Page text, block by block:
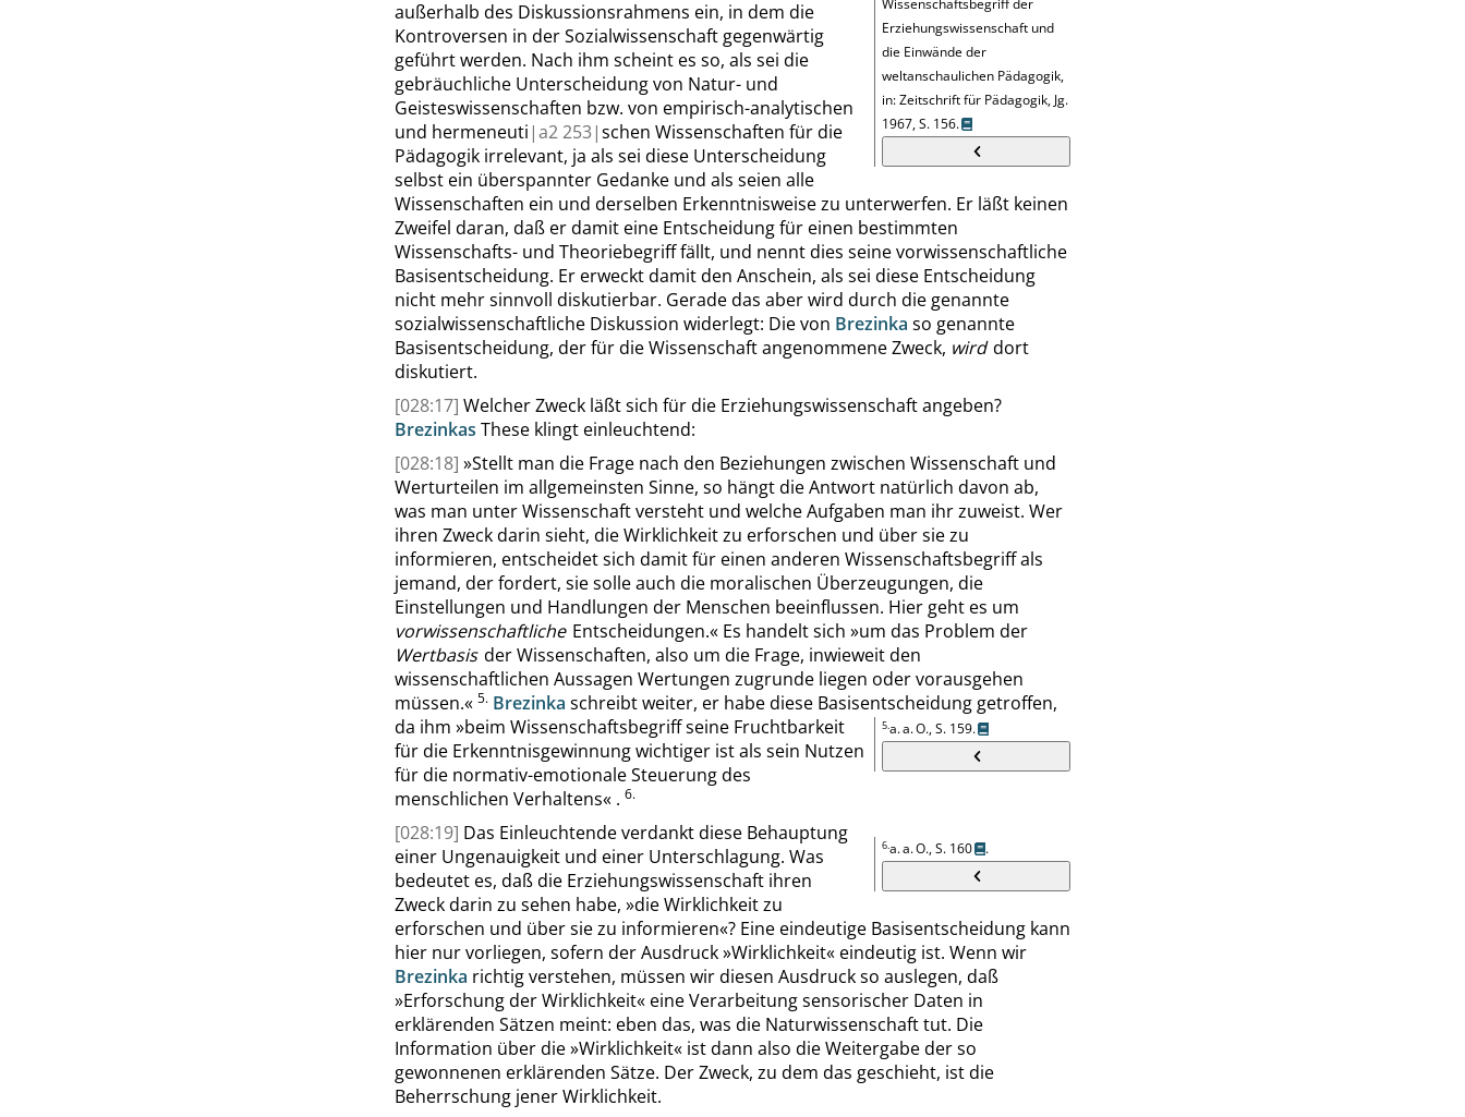
Wissenschaftsbegriff der
Erziehungswissenschaft und
die Einwände der
weltanschaulichen Pädagogik,
in: Zeitschrift für Pädagogik, Jg.
1967,S. 156.
außerhalb des Diskussionsrahmens ein, in dem die
Kontroversen in der Sozialwissenschaft gegenwärtig
geführt werden. Nach ihm scheint es so, als sei die
gebräuchliche Unterscheidung von Natur- und
Geisteswissenschaften bzw. von empirisch-analytischen
und hermeneuti |a2253|schen Wissenschaften für die
Pädagogik irrelevant, ja als sei diese Unterscheidung
selbst ein überspannter Gedanke und als seien alle
Wissenschaften ein und derselben Erkenntnisweise zu unterwerfen. Er läßt keinen
Zweifel daran, daß er damit eine Entscheidung für einen bestimmten
Wissenschafts- und Theoriebegriff fällt, und nennt dies seine vorwissenschaftliche
Basisentscheidung. Er erweckt damit den Anschein, als sei diese Entscheidung
nicht mehr sinnvoll diskutierbar. Gerade das aber wird durch die genannte
sozialwissenschaftliche Diskussion widerlegt: Die von Brezinka so genannte
Basisentscheidung, der für die Wissenschaft angenommene Zweck, wirddort
diskutiert.
[028:17] Welcher Zweck läßt sich für die Erziehungswissenschaft angeben?
Brezinkas These klingt einleuchtend:
[028:18] »Stellt man die Frage nach den Beziehungen zwischen Wissenschaft und
Werturteilen im allgemeinsten Sinne, so hängt die Antwort natürlich davon ab,
was man unter Wissenschaft versteht und welche Aufgaben man ihr zuweist. Wer
ihren Zweck darin sieht, die Wirklichkeit zu erforschen und über sie zu
informieren, entscheidet sich damit für einen anderen Wissenschaftsbegriff als
jemand, der fordert, sie solle auch die moralischen Überzeugungen, die
Einstellungen und Handlungen der Menschen beeinflussen. Hier geht es um
vorwissenschaftliche Entscheidungen.« Es handelt sich »um das Problem der
Wertbasis der Wissenschaften, also um die Frage, inwieweit den
wissenschaftlichen Aussagen Wertungen zugrunde liegen oder vorausgehen
müssen.« 5.
5.a. a. O.,S. 159.
Brezinka schreibt weiter, er habe diese Basisentscheidung getroffen,
da ihm »beim Wissenschaftsbegriff seine Fruchtbarkeit
für die Erkenntnisgewinnung wichtiger ist als sein Nutzen
für die normativ-emotionale Steuerung des
menschlichen Verhaltens« . 6.
6.a. a. O.,S. 160 .
[028:19] Das Einleuchtende verdankt diese Behauptung
einer Ungenauigkeit und einer Unterschlagung. Was
bedeutet es, daß die Erziehungswissenschaft ihren
Zweck darin zu sehen habe, »die Wirklichkeit zu
erforschen und über sie zu informieren«? Eine eindeutige Basisentscheidung kann
hier nur vorliegen, sofern der Ausdruck»Wirklichkeit« eindeutig ist. Wenn wir
Brezinka richtig verstehen, müssen wir diesen Ausdruck so auslegen, daß
»Erforschung der Wirklichkeit« eine Verarbeitung sensorischer Daten in
erklärenden Sätzen meint: eben das, was die Naturwissenschaft tut. Die
Information über die»Wirklichkeit« ist dann also die Weitergabe der so
gewonnenen erklärenden Sätze. Der Zweck, zu dem das geschieht, ist die
Beherrschung jener Wirklichkeit.